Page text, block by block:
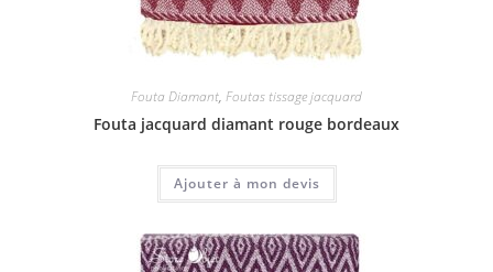
Fouta Diamant, Foutas tissage jacquard
Fouta jacquard diamant rouge bordeaux
Ajouter à mon devis